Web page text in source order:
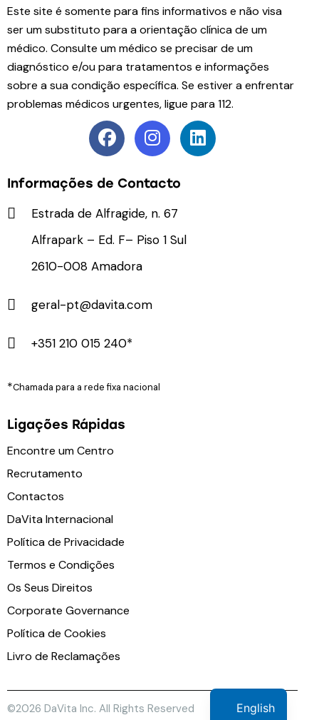
Este site é somente para fins informativos e não visa
ser um substituto para a orientação clínica de um
médico. Consulte um médico se precisar de um
diagnóstico e/ou para tratamentos e informações
sobre a sua condição específica. Se estiver a enfrentar
problemas médicos urgentes, ligue para 112.
Informações de Contacto
Estrada de Alfragide, n. 67
Alfrapark – Ed. F– Piso 1 Sul
2610-008 Amadora
geral-pt@davita.com
+351 210 015 240*
*Chamada para a rede fixa nacional
Ligações Rápidas
Encontre um Centro
Recrutamento
Contactos
DaVita Internacional
Política de Privacidade
Termos e Condições
Os Seus Direitos
Corporate Governance
Política de Cookies
Livro de Reclamações
©2026 DaVita Inc. All Rights Reserved English